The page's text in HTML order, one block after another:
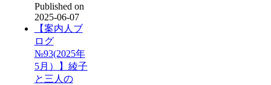
Published on
2025-06-07
【案内人ブ
ログ
№93(2025年
5月）】綾子
と三人の